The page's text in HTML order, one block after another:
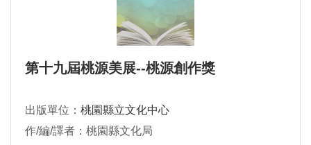
第十九屆桃源美展--桃源創作獎
出版單位： 桃園縣立文化中心
作/編/譯者：桃園縣文化局